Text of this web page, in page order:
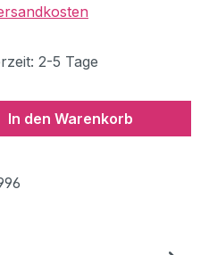
2-5 Tage
den
In den Warenkorb